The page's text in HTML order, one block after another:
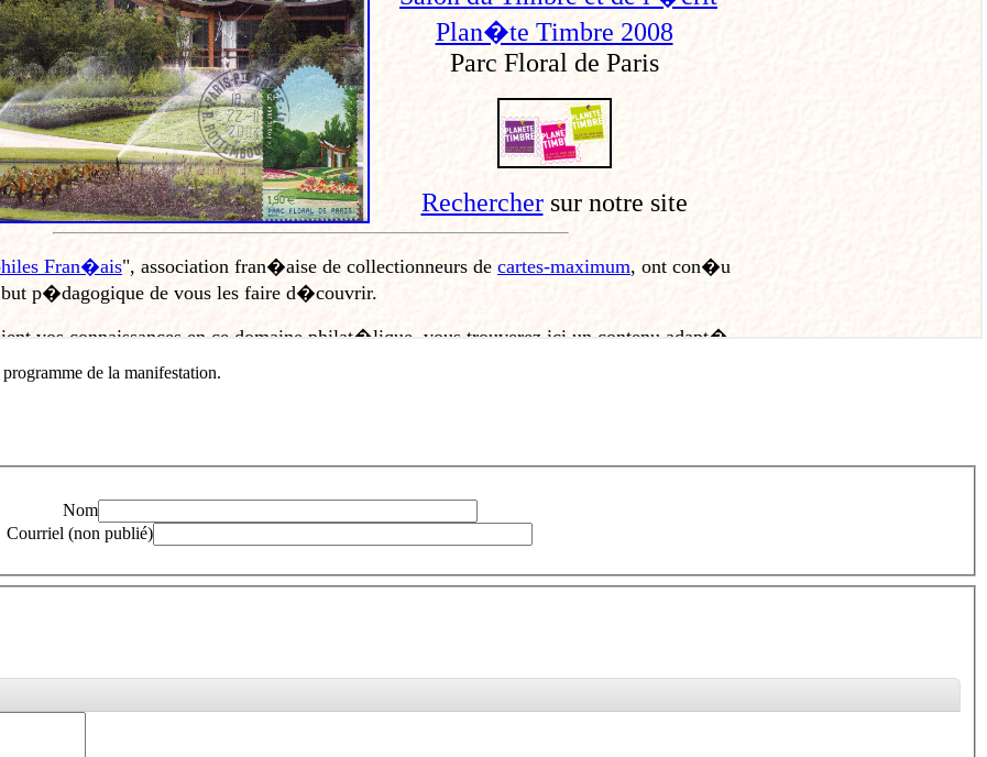
de la manifestation.
Nom
Courriel (non publié)